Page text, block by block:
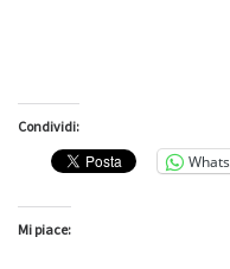
Condividi:
Mi piace: